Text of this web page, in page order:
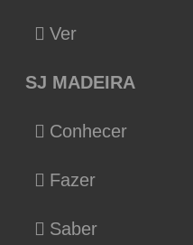
Ver
SJ MADEIRA
Conhecer
Fazer
Saber